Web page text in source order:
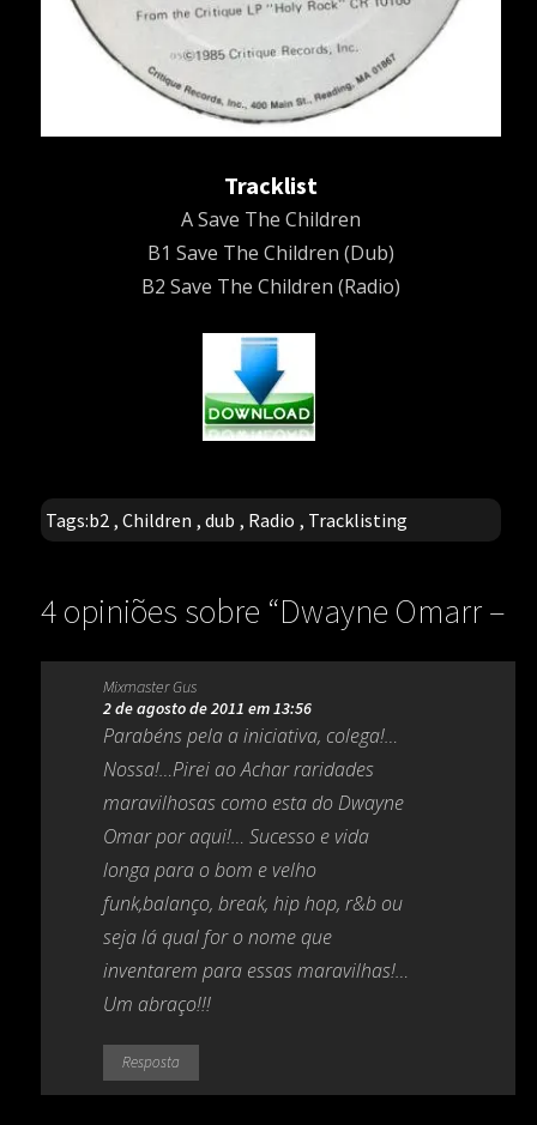
Tracklist
A Save The Children
B1 Save The Children (Dub)
B2 Save The Children (Radio)
Tags:b2 ,Children ,dub , Radio , Tracklisting
4 opiniões sobre “Dwayne Omarr –
Save The Children (1985)”
Mixmaster Gus
2 de agosto de 2011 em 13:56
Parabéns pela a iniciativa, colega!…
Nossa!…Pirei ao Achar raridades
maravilhosas como esta do Dwayne
Omar por aqui!… Sucesso e vida
longa para o bom e velho
funk,balanço, break, hip hop, r&b ou
seja lá qual for o nome que
inventarem para essas maravilhas!…
Um abraço!!!
Resposta